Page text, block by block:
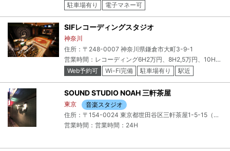
駐車場有り 電子マネー可
SIFレコーディングスタジオ
神奈川
住所：〒248-0007 神奈川県鎌倉市大町3-9-1
営業時間：レコーディング6H2万円、8H2,5万円、10H3万円、ライブ配信6000円〜、リハーサル1H2000〜、年中無休
Web予約可
Wi-Fi完備 駐車場有り
駅近
クレジットカード可
電子マネー可
SOUND STUDIO NOAH 三軒茶屋
東京
音楽スタジオ
住所：〒154-0024 東京都世田谷区三軒茶屋1-5-15（受付2F）
営業時間：営業時間：24H